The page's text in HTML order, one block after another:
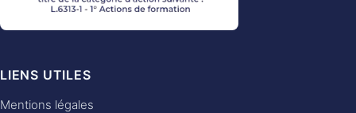
LIENS UTILES
Mentions légales